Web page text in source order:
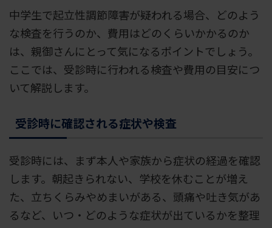
中学生で起立性調節障害が疑われる場合、どのよう
な検査を行うのか、費用はどのくらいかかるのか
は、親御さんにとって気になるポイントでしょう。
ここでは、受診時に行われる検査や費用の目安につ
いて解説します。
受診時に確認される症状や検査
受診時には、まず本人や家族から症状の経過を確認
します。朝起きられない、学校を休むことが増え
た、立ちくらみやめまいがある、頭痛や吐き気があ
るなど、いつ・どのような症状が出ているかを整理